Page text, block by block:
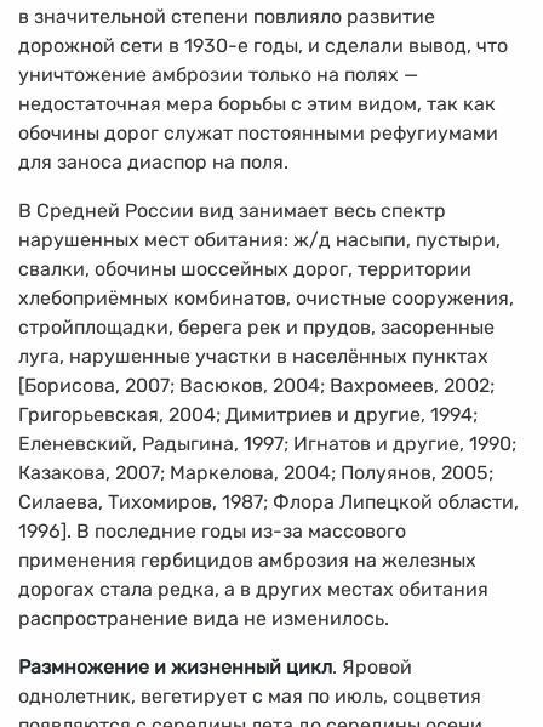
в значительной степени повлияло развитие
дорожной сети в 1930-е годы, и сделали вывод, что
уничтожение амброзии только на полях —
недостаточная мера борьбы с этим видом, так как
обочины дорог служат постоянными рефугиумами
для заноса диаспор на поля.
В Средней России вид занимает весь спектр
нарушенных мест обитания: ж/д насыпи, пустыри,
свалки, обочины шоссейных дорог, территории
хлебоприёмных комбинатов, очистные сооружения,
стройплощадки, берега рек и прудов, засоренные
луга, нарушенные участки в населённых пунктах
[Борисова, 2007; Васюков, 2004; Вахромеев, 2002;
Григорьевская, 2004; Димитриев и другие, 1994;
Еленевский, Радыгина, 1997; Игнатов и другие, 1990;
Казакова, 2007; Маркелова, 2004; Полуянов, 2005;
Силаева, Тихомиров, 1987; Флора Липецкой области,
1996]. В последние годы из-за массового
применения гербицидов амброзия на железных
дорогах стала редка, а в других местах обитания
распространение вида не изменилось.
Размножение и жизненный цикл. Яровой
однолетник, вегетирует с мая по июль, соцветия